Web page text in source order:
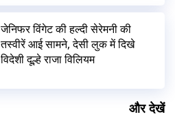
जेनिफर विंगेट की हल्दी सेरेमनी की
तस्वीरें आई सामने, देसी लुक में दिखे
विदेशी दूल्हे राजा विलियम
और देखें